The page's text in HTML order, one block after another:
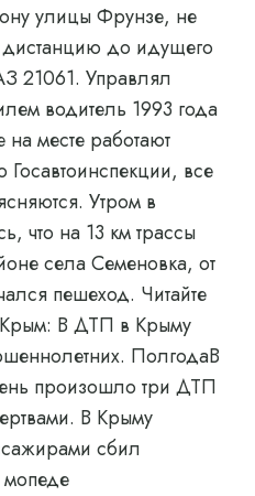
улицы Фрунзе, не
​​до идущего
21061. Управлял
водитель 1993 года
месте работают
Госавтоинспекции, все
Утром в
что на 13 км трассы
села Семеновка, от
пешеход. Читайте
В ДТП в Крыму
ПолгодаВ
произошло три ДТП
В Крыму
сбил